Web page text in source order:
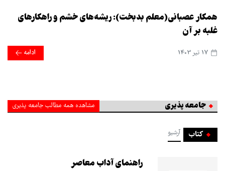
همکار عصبانی(معلم بدبخت): ریشه‌های خشم و راهکارهای
غلبه بر آن
ادامه
جامعه پذیری مشاهده همه مطالب جامعه پذیری
کتاب آرشیو
راهنمای آداب معاصر